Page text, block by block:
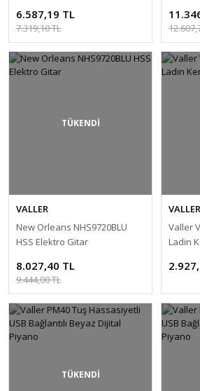
6.587,19 TL
7.319,10 TL
TÜKENDİ
VALLER
New Orleans NHS9720BLU
HSS Elektro Gitar
8.027,40 TL
9.444,00 TL
VALLER
Valler
Ladin
TÜKENDİ